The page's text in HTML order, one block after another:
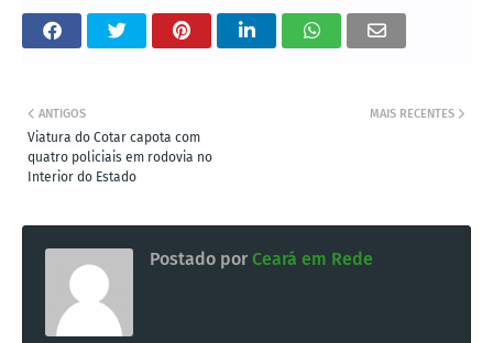
MAIS RECENTES
ANTIGOS
Viatura do Cotar capota com
quatro policiais em rodovia no
Interior do Estado
Postado por Ceará em Rede